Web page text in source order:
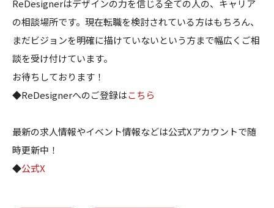
ReDesignerはデザインの力を信じる全ての人の、キャリア
の相談場所です。現在転職を検討されている方はもちろん、
まだビジョンを明確に描けていないという方まで幅広くご相
談を受け付けています。
お待ちしております！
◆ReDesignerへのご登録はこちら
最新の求人情報やイベント情報などは公式Xアカウントで随
時更新中！
◆公式X